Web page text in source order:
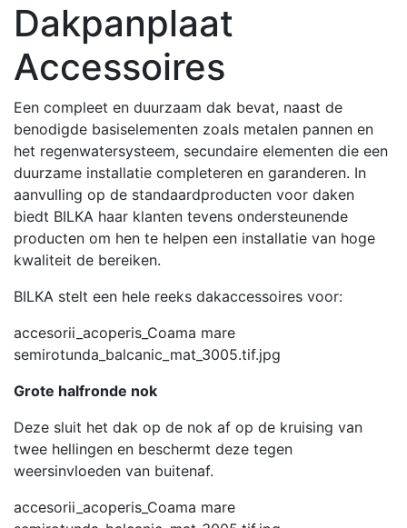
Dakpanplaat
Accessoires
Een compleet en duurzaam dak bevat, naast de
benodigde basiselementen zoals metalen pannen en
het regenwatersysteem, secundaire elementen die een
duurzame installatie completeren en garanderen. In
aanvulling op de standaardproducten voor daken
biedt BILKA haar klanten tevens ondersteunende
producten om hen te helpen een installatie van hoge
kwaliteit de bereiken.
BILKA stelt een hele reeks dakaccessoires voor:
accesorii_acoperis_Coama mare
semirotunda_balcanic_mat_3005.tif.jpg
Grote halfronde nok
Deze sluit het dak op de nok af op de kruising van
twee hellingen en beschermt deze tegen
weersinvloeden van buitenaf.
accesorii_acoperis_Coama mare